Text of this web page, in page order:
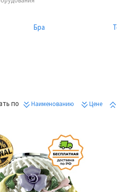
Бра
по Наименованию Цене